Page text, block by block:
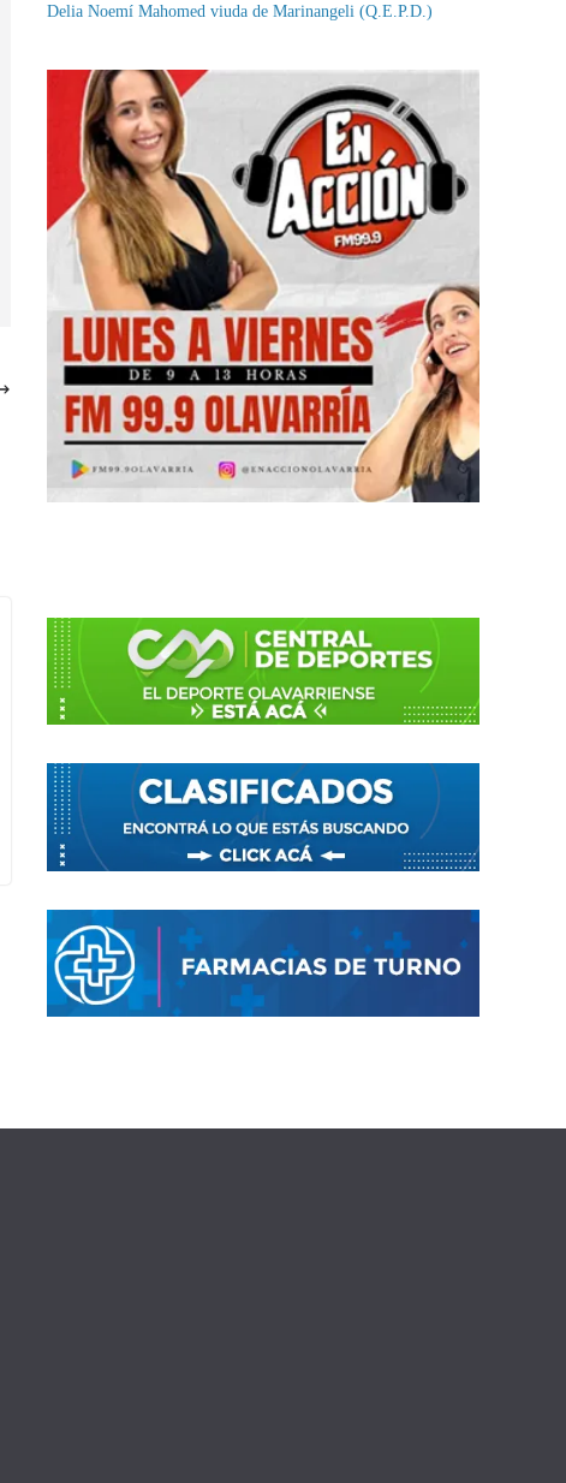
Delia Noemí Mahomed viuda de Marinangeli (Q.E.P.D.)